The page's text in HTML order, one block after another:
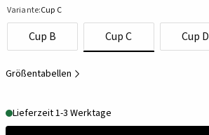
Variante:Cup C
Cup B Cup C Cup D
Größentabellen
Lieferzeit 1-3 Werktage